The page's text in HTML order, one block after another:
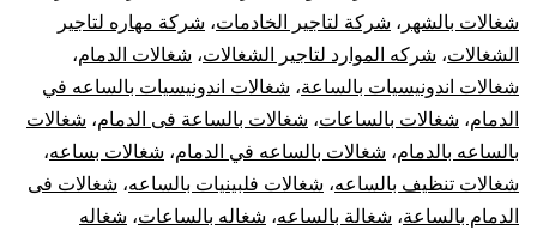
شغالات بالشهر ، شركة لتاجير الخادمات، شركة مهاره لتاجير
الشغالات، شركه الموارد لتاجير الشغالات، شغالات الدمام،
شغالات اندونيسيات بالساعة، شغالات اندونيسيات بالساعه في
الدمام، شغالات بالساعات، شغالات بالساعة فى الدمام، شغالات
بالساعه بالدمام، شغالات بالساعه في الدمام، شغالات بساعه،
شغالات تنظيف بالساعه، شغالات فلبينيات بالساعه، شغالات فى
الدمام بالساعة، شغالة بالساعه، شغاله بالساعات، شغاله